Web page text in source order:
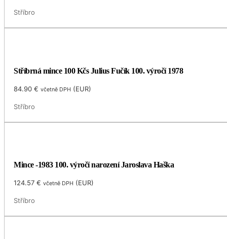
Stříbro
Stříbrná mince 100 Kčs Julius Fučík 100. výročí 1978
84.90€ včetně DPH (EUR)
Stříbro
Mince -1983 100. výročí narození Jaroslava Haška
124.57€ včetně DPH (EUR)
Stříbro